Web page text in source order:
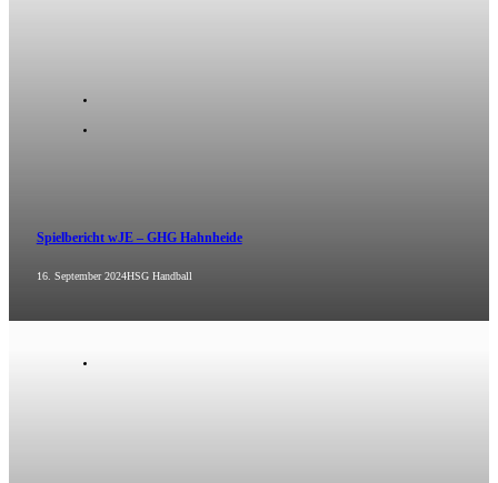
Spielbericht wJE – GHG Hahnheide
16. September 2024HSG Handball